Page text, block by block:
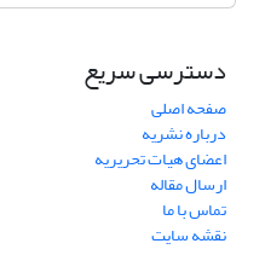
دسترسی سریع
صفحه اصلی
درباره نشریه
اعضای هیات تحریریه
ارسال مقاله
تماس با ما
نقشه سایت